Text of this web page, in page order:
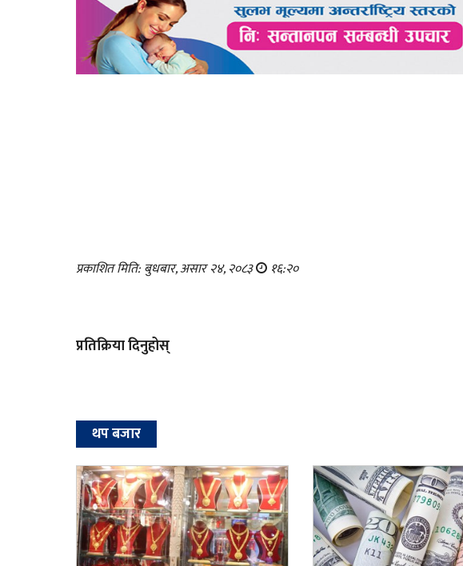
प्रकाशित मिति: बुधबार, असार २४, २०८३ १६:२०
प्रतिक्रिया दिनुहोस्
थप बजार